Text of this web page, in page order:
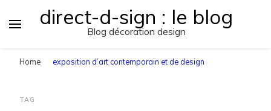
direct-d-sign : le blog
Blog décoration design
Home exposition d’art contemporain et de design
TAG